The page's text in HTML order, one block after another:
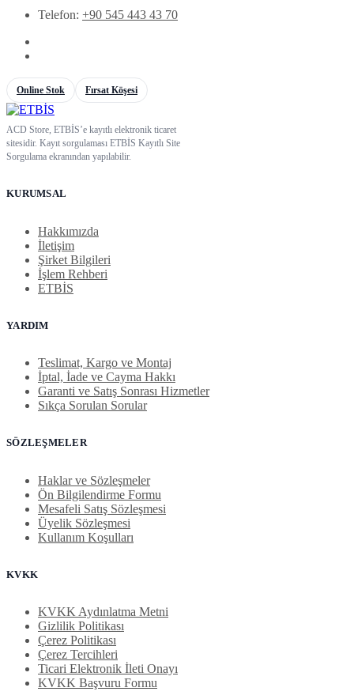
Telefon: +90 545 443 43 70
Online Stok Fırsat Köşesi
ACD Store, ETBİS’e kayıtlı elektronik ticaret
sitesidir. Kayıt sorgulaması ETBİS Kayıtlı Site
Sorgulama ekranından yapılabilir.
KURUMSAL
Hakkımızda
İletişim
Şirket Bilgileri
İşlem Rehberi
ETBİS
YARDIM
Teslimat, Kargo ve Montaj
İptal, İade ve Cayma Hakkı
Garanti ve Satış Sonrası Hizmetler
Sıkça Sorulan Sorular
SÖZLEŞMELER
Haklar ve Sözleşmeler
Ön Bilgilendirme Formu
Mesafeli Satış Sözleşmesi
Üyelik Sözleşmesi
Kullanım Koşulları
KVKK
KVKK Aydınlatma Metni
Gizlilik Politikası
Çerez Politikası
Çerez Tercihleri
Ticari Elektronik İleti Onayı
KVKK Başvuru Formu